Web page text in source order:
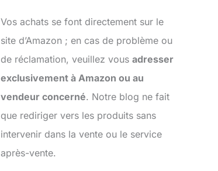
Vos achats se font directement sur le
site d’Amazon ; en cas de problème ou
de réclamation, veuillez vous adresser
exclusivement à Amazon ou au
vendeur concerné. Notre blog ne fait
que rediriger vers les produits sans
intervenir dans la vente ou le service
après-vente.